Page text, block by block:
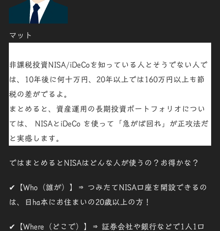
マット
非課税投資NISA/iDeCoを知っている人とそうでない人で
は、
10年後に何十万円、20年以上では160万円以上 も節
税の差がでるよ。
まとめると、資産運用の長期投資ポートフォリオについ
ては、 NISA と iDeCo を使って「 急がば回れ 」が正攻法だ
と実感します。
ではまとめると NISAはどんな人が使うの？ お得かな？
✔ 【Who（誰が）】⇒ つみたてNISA口座を開設できるの
は、日ha本にお住まいの20歳以上の方！
✔ 【Where（どこで）】⇒ 証券会社や銀行などで1人1口